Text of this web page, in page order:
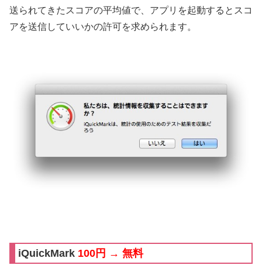
送られてきたスコアの平均値で、アプリを起動するとスコ
アを送信していいかの許可を求められます。
iQuickMark 100円 → 無料